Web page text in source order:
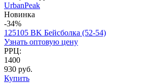
UrbanPeak
Новинка
-34%
125105 BK Бейсболка (52-54)
Узнать оптовую цену
РРЦ:
1400
930 руб.
Купить